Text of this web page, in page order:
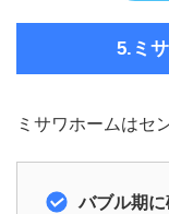
5.ミ
ミサワホームはセ
バブル期